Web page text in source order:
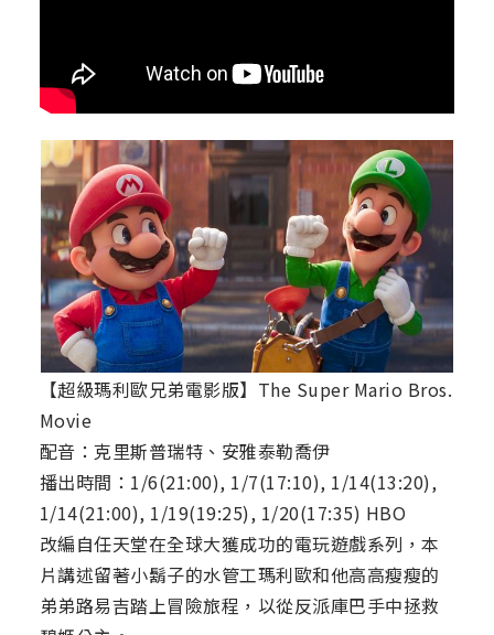
【超級瑪利歐兄弟電影版】The Super Mario Bros.
Movie
配音：克里斯普瑞特、安雅泰勒喬伊
播出時間：1/6(21:00), 1/7(17:10), 1/14(13:20),
1/14(21:00), 1/19(19:25), 1/20(17:35) HBO
改編自任天堂在全球大獲成功的電玩遊戲系列，本
片講述留著小鬍子的水管工瑪利歐和他高高瘦瘦的
弟弟路易吉踏上冒險旅程，以從反派庫巴手中拯救